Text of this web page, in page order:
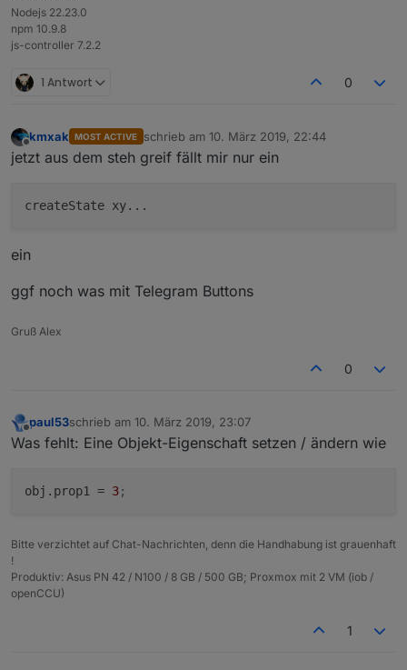
Nodejs 22.23.0
npm 10.9.8
js-controller 7.2.2
1 Antwort 0
Offline
kmxak MOST ACTIVE schrieb am 10. März 2019, 22:44
zuletzt editiert von
jetzt aus dem steh greif fällt mir nur ein
ein
ggf noch was mit Telegram Buttons
Gruß Alex
0
Offline
paul53schrieb am 10. März 2019, 23:07
zuletzt editiert von
Was fehlt: Eine Objekt-Eigenschaft setzen / ändern wie
obj.prop1 = 3;
Bitte verzichtet auf Chat-Nachrichten, denn die Handhabung ist grauenhaft
!
Produktiv: Asus PN 42 / N100 / 8 GB / 500 GB; Proxmox mit 2 VM (iob /
openCCU)
1